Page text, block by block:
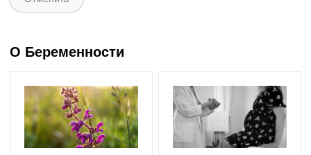
О Беременности